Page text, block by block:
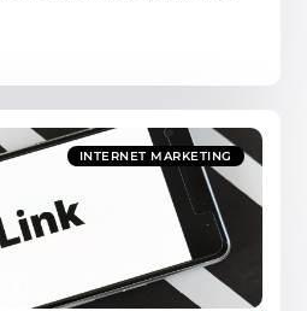
INTERNET MARKETING